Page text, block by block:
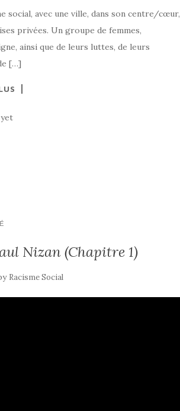
social, avec une ville, dans son centre/cœur,
privées. Un groupe de femmes,
ainsi que de leurs luttes, de leurs
[…]
Nizan (Chapitre 1)
Racisme Social